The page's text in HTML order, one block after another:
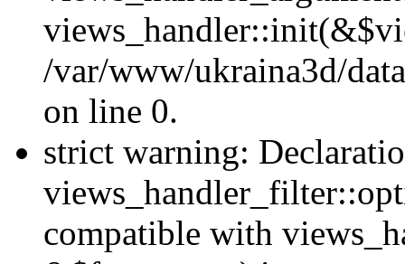
/var/www/ukraina3d/
on line 0.
strict warning:
compatible with